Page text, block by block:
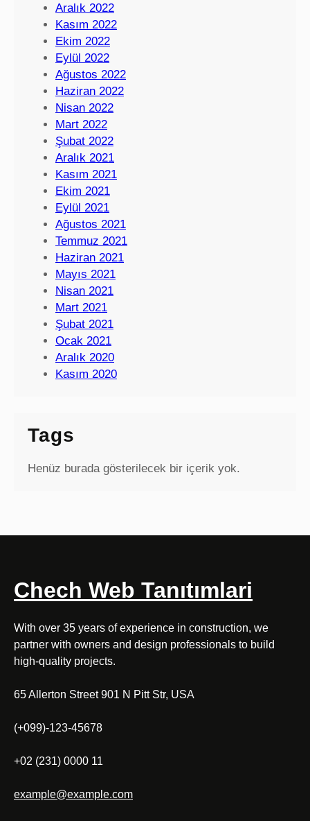
Aralık 2022
Kasım 2022
Ekim 2022
Eylül 2022
Ağustos 2022
Haziran 2022
Nisan 2022
Mart 2022
Şubat 2022
Aralık 2021
Kasım 2021
Ekim 2021
Eylül 2021
Ağustos 2021
Temmuz 2021
Haziran 2021
Mayıs 2021
Nisan 2021
Mart 2021
Şubat 2021
Ocak 2021
Aralık 2020
Kasım 2020
Tags
Henüz burada gösterilecek bir içerik yok.
Chech Web Tanıtımlari
With over 35 years of experience in construction, we
partner with owners and design professionals to build
high-quality projects.
65 Allerton Street 901 N Pitt Str, USA
(+099)-123-45678
+02 (231) 0000 11
example@example.com